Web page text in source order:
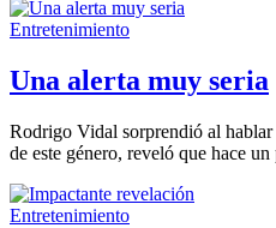
Entretenimiento
Una alerta muy seria
Rodrigo Vidal sorprendió al hablar
de este género, reveló que hace
Entretenimiento